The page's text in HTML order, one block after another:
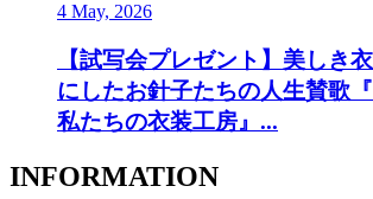
4 May, 2026
【試写会プレゼント】美しき
にしたお針子たちの人生賛歌
私たちの衣装工房』...
INFORMATION